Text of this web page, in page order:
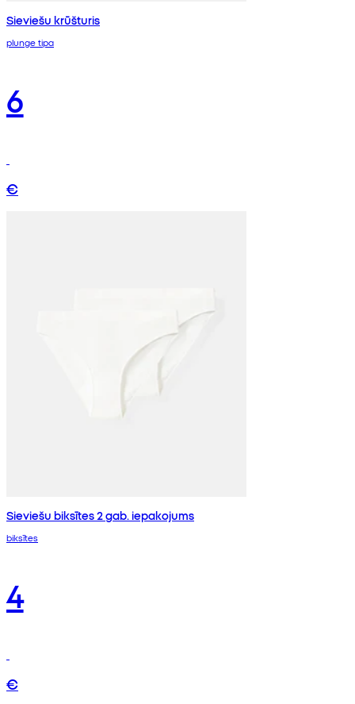
Sieviešu krūšturis
plunge tipa
6
€
Sieviešu biksītes 2 gab. iepakojums
biksītes
4
€